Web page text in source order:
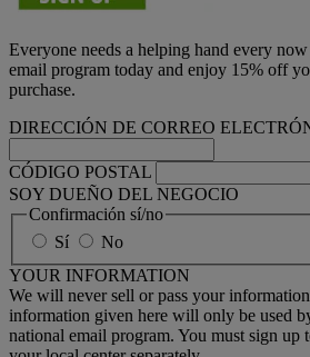
Everyone needs a helping hand every
email program today and enjoy 15% off
purchase.
DIRECCIÓN DE CORREO
CÓDIGO POSTAL
SOY DUEÑO DEL NEGOCIO
Confirmación sí/no
Sí
No
YOUR INFORMATION
We will never sell or pass your
information given here will only be used
national email program. You must sign up